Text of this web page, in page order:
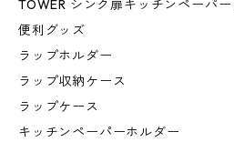
TOWER シンク扉キッチンペーパ
便利グッズ
ラップホルダー
ラップ収納ケース
ラップケース
キッチンペーパーホルダー